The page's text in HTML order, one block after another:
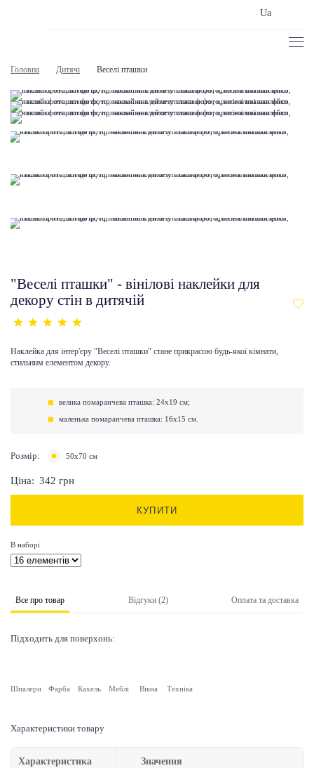
Ua
Головна Дитячі Веселі пташки
"Веселі пташки" - вінілові наклейки для
декору стін в дитячій
Наклейка для інтер'єру "Веселі пташки" стане прикрасою будь-якої кімнати,
стильним елементом декору.
велика помаранчева пташка: 24х19 см;
маленька помаранчева пташка: 16х15 см.
Розмір: 50х70 см
Ціна: 342 грн
КУПИТИ
В наборі
Все про товар Відгуки (2) Оплата та доставка
Підходить для поверхонь:
Шпалери Фарба Кахель Меблі Вікна Техніка
Характеристики товару
Характеристика Значення